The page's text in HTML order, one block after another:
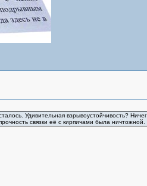
Удивительная взрывоустойчивость?
связки её с кирпичами была ничтожной.